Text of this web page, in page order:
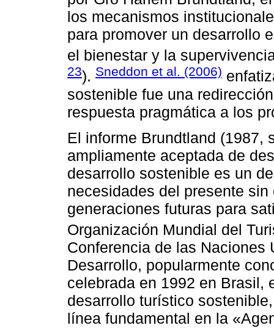
los mecanismos
para promover un desarrollo
el bienestar y la
23). Sneddon et al. (2006)
sostenible fue una
respuesta pragmática a los
El informe Brundtland (1987,
ampliamente aceptada de
desarrollo sostenible es un
necesidades del presente
generaciones futuras para
Organización Mundial del
Conferencia de las Naciones
Desarrollo, popularmente
celebrada en 1992 en Brasil,
desarrollo turístico
línea fundamental en la